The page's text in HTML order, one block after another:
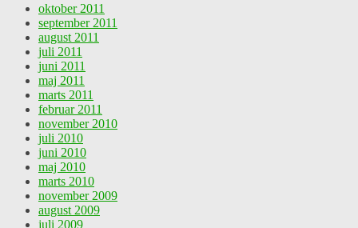
oktober 2011
september 2011
august 2011
juli 2011
juni 2011
maj 2011
marts 2011
februar 2011
november 2010
juli 2010
juni 2010
maj 2010
marts 2010
november 2009
august 2009
juli 2009